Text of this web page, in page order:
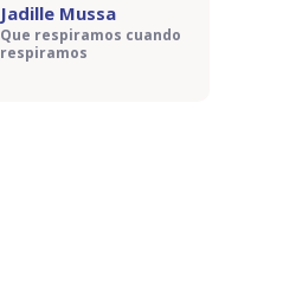
Jadille Mussa
Que respiramos cuando
respiramos